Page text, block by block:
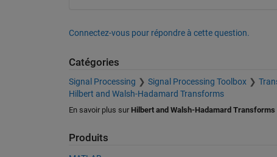
Connectez-vous pour répondre à cette question.
Catégories
Signal Processing Signal Processing Toolbox
Hilbert and Walsh-Hadamard Transforms
En savoir plus sur Hilbert and Walsh-Hadamard Transforms
Produits